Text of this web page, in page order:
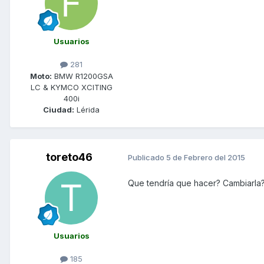
Usuarios
281
Moto: BMW R1200GSA
LC & KYMCO XCITING
400i
Ciudad: Lérida
toreto46
Usuarios
185
Publicado 5 de Febrero del 2015
Que tendría que hacer? Cambiarla?